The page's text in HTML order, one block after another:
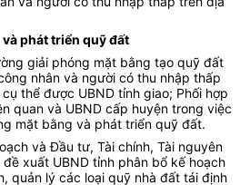
và phát triển quỹ đất
giải phóng mặt bằng tạo quỹ đất
nhân và người có thu nhập thấp
thể được UBND tỉnh giao; Phối hợp
quan và UBND cấp huyện trong việc
mặt bằng và phát triển quỹ đất.
và Đầu tư, Tài chính, Tài nguyên
xuất UBND tỉnh phân bổ kế hoạch
quản lý các loại quỹ nhà đất tái định